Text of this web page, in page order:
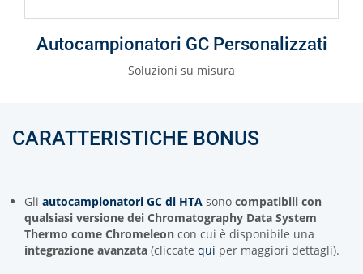
Autocampionatori GC Personalizzati
Soluzioni su misura
CARATTERISTICHE BONUS
Gli autocampionatori GC di HTA sono compatibili con
qualsiasi versione dei Chromatography Data System
Thermo come Chromeleon con cui è disponibile una
integrazione avanzata (cliccate qui per maggiori dettagli).